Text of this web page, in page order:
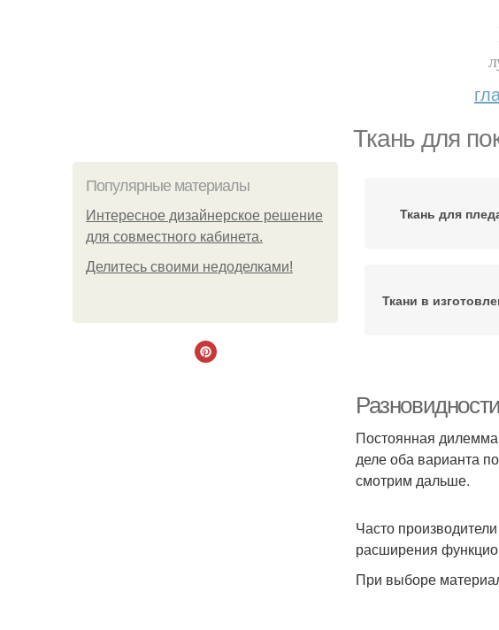
Ткань для
Популярные материалы
Интересное дизайнерское решение
для совместного кабинета.
Делитесь своими недоделками!
Ткань для
Ткани в
Постоянная
деле оба варианта
смотрим дальше.
Часто
расширения
При выборе